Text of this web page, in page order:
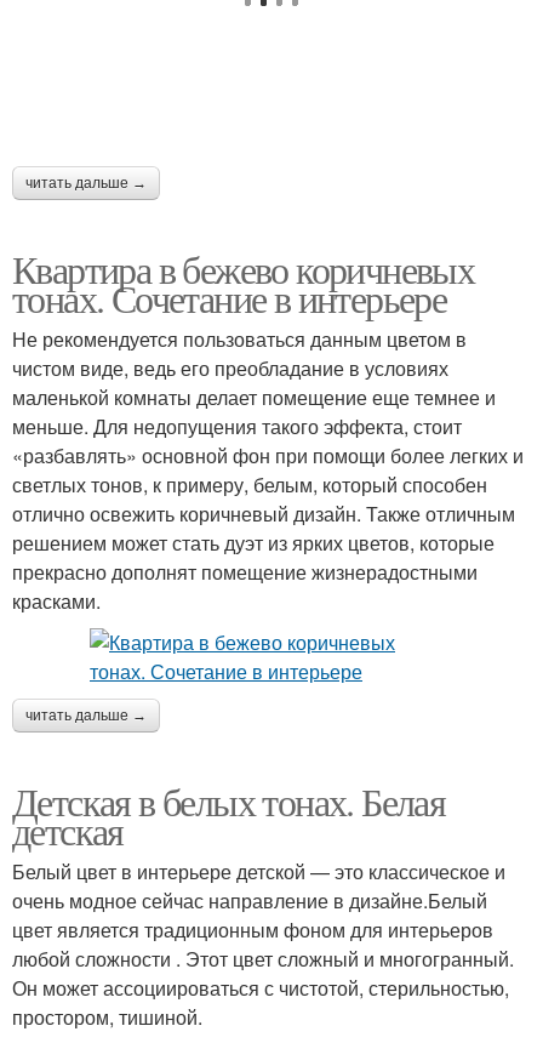
читать дальше →
Квартира в бежево коричневых
тонах. Сочетание в интерьере
Не рекомендуется пользоваться данным цветом в
чистом виде, ведь его преобладание в условиях
маленькой комнаты делает помещение еще темнее и
меньше. Для недопущения такого эффекта, стоит
«разбавлять» основной фон при помощи более легких и
светлых тонов, к примеру, белым, который способен
отлично освежить коричневый дизайн. Также отличным
решением может стать дуэт из ярких цветов, которые
прекрасно дополнят помещение жизнерадостными
красками.
читать дальше →
Детская в белых тонах. Белая
детская
Белый цвет в интерьере детской — это классическое и
очень модное сейчас направление в дизайне.Белый
цвет является традиционным фоном для интерьеров
любой сложности . Этот цвет сложный и многогранный.
Он может ассоциироваться с чистотой, стерильностью,
простором, тишиной.